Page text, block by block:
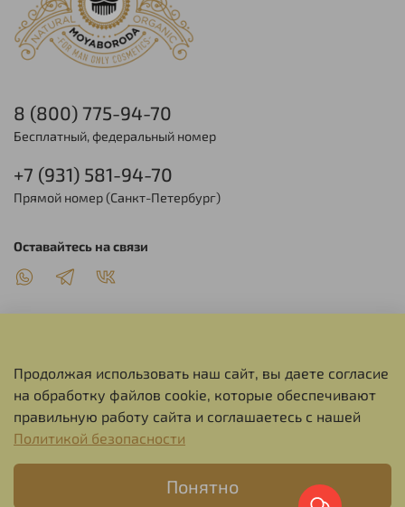
О НАС
СЕРВИС
8 (800) 775-94-70
Бесплатный, федеральный номер
+7 (931) 581-94-70
Прямой номер (Санкт-Петербург)
Оставайтесь на связи
Продолжая использовать наш сайт, вы даете согласие
на обработку файлов cookie, которые обеспечивают
правильную работу сайта и соглашаетесь с нашей
Политикой безопасности
Понятно